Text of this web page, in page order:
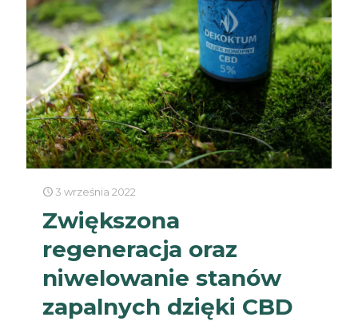
3 września 2022
Zwiększona
regeneracja oraz
niwelowanie stanów
zapalnych dzięki CBD